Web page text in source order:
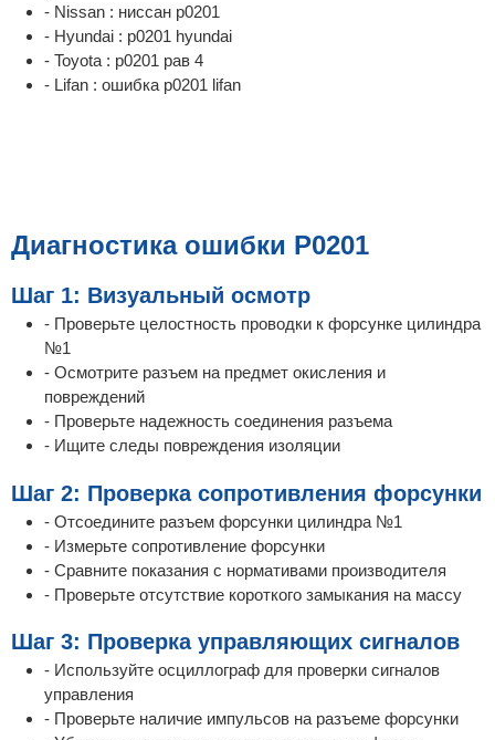
- Nissan : ниссан p0201
- Hyundai : p0201 hyundai
- Toyota : p0201 рав 4
- Lifan : ошибка p0201 lifan
Диагностика ошибки P0201
Шаг 1: Визуальный осмотр
- Проверьте целостность проводки к форсунке цилиндра
№1
- Осмотрите разъем на предмет окисления и
повреждений
- Проверьте надежность соединения разъема
- Ищите следы повреждения изоляции
Шаг 2: Проверка сопротивления форсунки
- Отсоедините разъем форсунки цилиндра №1
- Измерьте сопротивление форсунки
- Сравните показания с нормативами производителя
- Проверьте отсутствие короткого замыкания на массу
Шаг 3: Проверка управляющих сигналов
- Используйте осциллограф для проверки сигналов
управления
- Проверьте наличие импульсов на разъеме форсунки